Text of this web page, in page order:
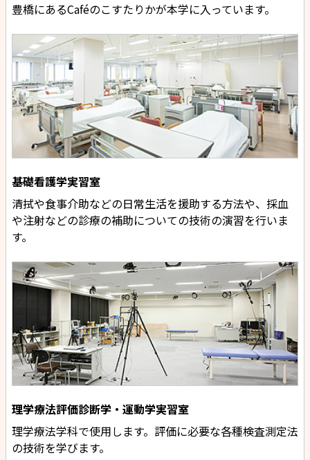
豊橋にあるCaféのこすたりかが本学に入っています。
基礎看護学実習室
清拭や食事介助などの日常生活を援助する方法や、採血
や注射などの診療の補助についての技術の演習を行いま
す。
理学療法評価診断学・運動学実習室
理学療法学科で使用します。評価に必要な各種検査測定法
の技術を学びます。